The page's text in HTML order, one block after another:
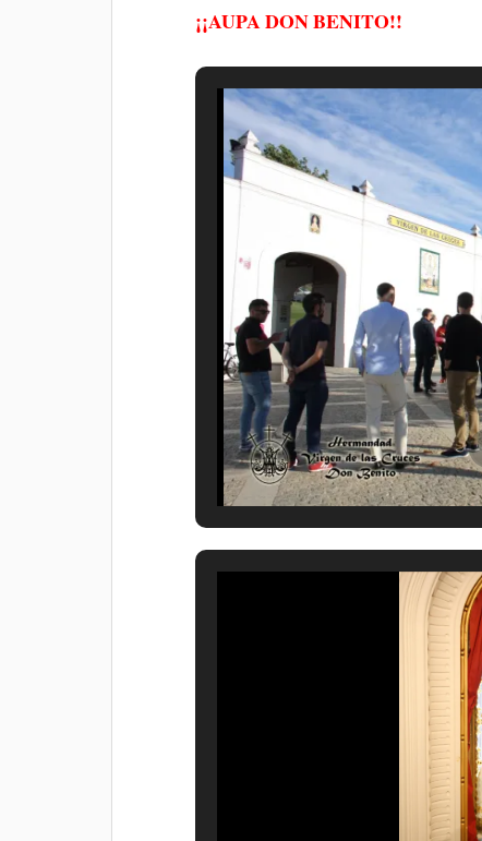
¡¡AUPA DON BENITO!!